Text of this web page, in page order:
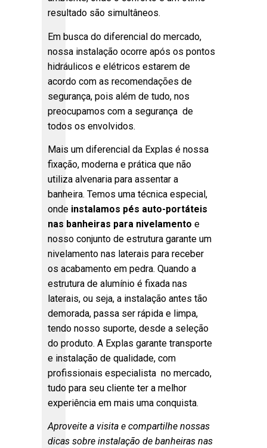
resultado são simultâneos.
Em busca do diferencial do mercado,
nossa instalação ocorre após os pontos
hidráulicos e elétricos estarem de
acordo com as recomendações de
segurança, pois além de tudo, nos
preocupamos com a segurança de
todos os envolvidos.
Mais um diferencial da Explas é nossa
fixação, moderna e prática que não
utiliza alvenaria para assentar a
banheira. Temos uma técnica especial,
onde instalamos pés auto-portáteis
nas banheiras para nivelamento e
nosso conjunto de estrutura garante um
nivelamento nas laterais para receber
os acabamento em pedra. Quando a
estrutura de alumínio é fixada nas
laterais, ou seja, a instalação antes tão
demorada, passa ser rápida e limpa,
tendo nosso suporte, desde a seleção
do produto. A Explas garante transporte
e instalação de qualidade, com
profissionais especialista no mercado,
tudo para seu cliente ter a melhor
experiência em mais uma conquista.
Aproveite a visita e compartilhe nossas
dicas sobre instalação de banheiras nas